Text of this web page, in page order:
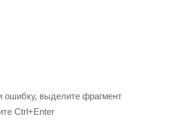
ошибку, выделите фрагмент
Ctrl+Enter